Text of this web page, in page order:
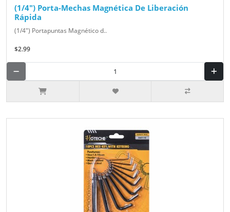
(1/4") Porta-Mechas Magnética De Liberación
Rápida
(1/4") Portapuntas Magnético d..
$2.99